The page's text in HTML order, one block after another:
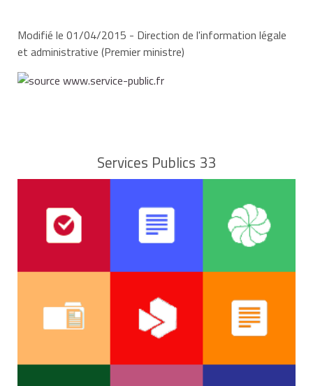
Modifié le 01/04/2015 - Direction de l'information légale
et administrative (Premier ministre)
Services Publics 33